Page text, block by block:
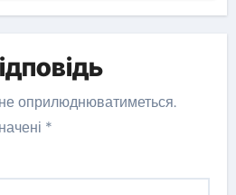
оприлюднюватиметься.
*